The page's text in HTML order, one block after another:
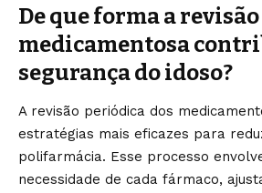
De que forma a revisão
medicamentosa
segurança do idoso?
A revisão periódica dos
estratégias mais eficazes para
polifarmácia. Esse processo
necessidade de cada fármaco,